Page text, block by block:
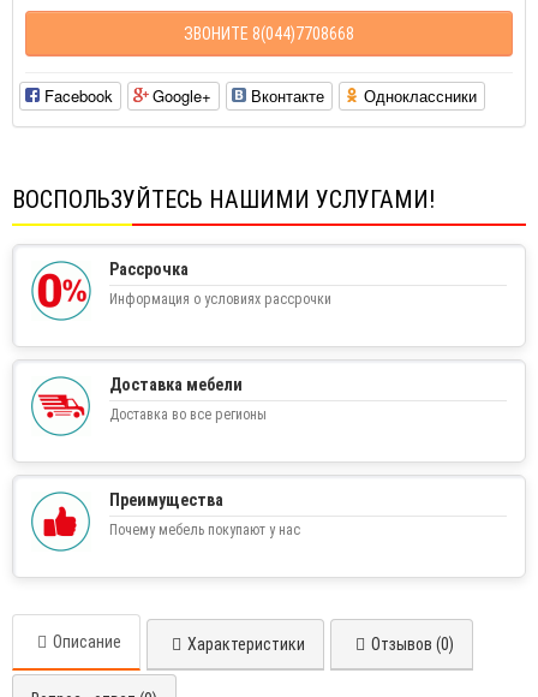
ЗВОНИТЕ 8(044)7708668
Facebook Google+ Вконтакте Одноклассники
ВОСПОЛЬЗУЙТЕСЬ НАШИМИ УСЛУГАМИ!
Рассрочка
Информация о условиях рассрочки
Доставка мебели
Доставка во все регионы
Преимущества
Почему мебель покупают у нас
Описание Характеристики Отзывов (0)